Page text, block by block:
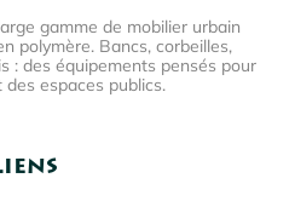
gamme de mobilier urbain
polymère. Bancs, corbeilles,
: des équipements pensés pour
des espaces publics.